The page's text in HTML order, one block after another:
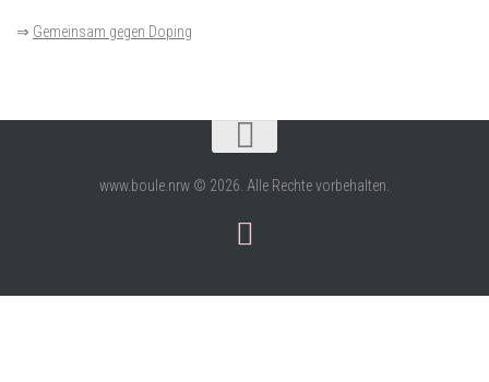
⇒ Gemeinsam gegen Doping
www.boule.nrw © 2026. Alle Rechte vorbehalten.